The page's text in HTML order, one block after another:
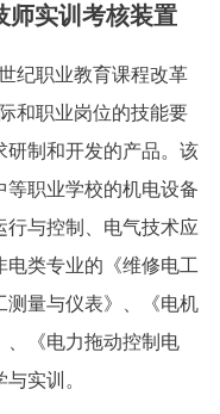
师实训考核装置
纪职业教育课程改革
和职业岗位的技能要
研制和开发的产品。该
等职业学校的机电设备
行与控制、电气技术应
电类专业的《维修电工
测量与仪表》、《电机
、《电力拖动控制电
实训。